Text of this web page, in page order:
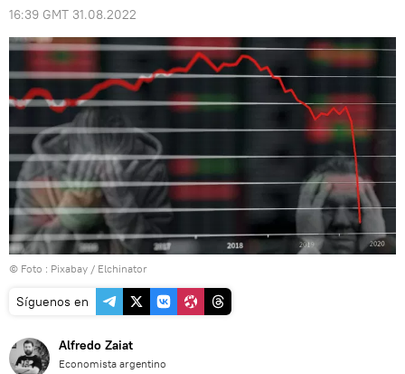
16:39 GMT 31.08.2022
© Foto : Pixabay / Elchinator
Síguenos en
Alfredo Zaiat
Economista argentino